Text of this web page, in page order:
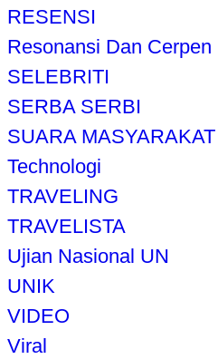
RESENSI
Resonansi Dan Cerpen
SELEBRITI
SERBA SERBI
SUARA MASYARAKAT
Technologi
TRAVELING
TRAVELISTA
Ujian Nasional UN
UNIK
VIDEO
Viral